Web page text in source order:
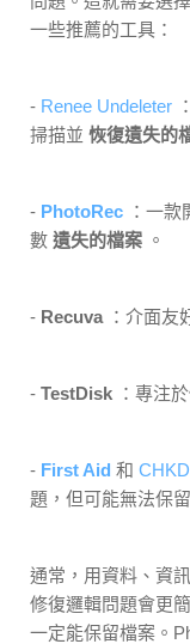
一些推薦的工具：
- Renee Undeleter
掃描並 恢復遺失的
- PhotoRec ：一款
數 遺失的檔案 。
- Recuva ：介面友
- TestDisk ：專注
- First Aid 和
題，但可能無法保
通常，用資料、資
修復邏輯問題會更
一定能保留檔案。